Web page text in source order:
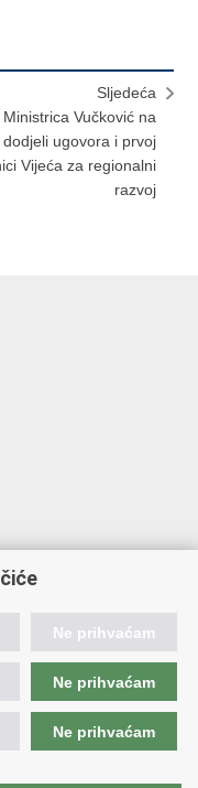
Sljedeća
Ministrica Vučković na
dodjeli ugovora i prvoj
Vijeća za regionalni
razvoj
u nadležnosti
Ne prihvaćam
Ne prihvaćam
Ne prihvaćam